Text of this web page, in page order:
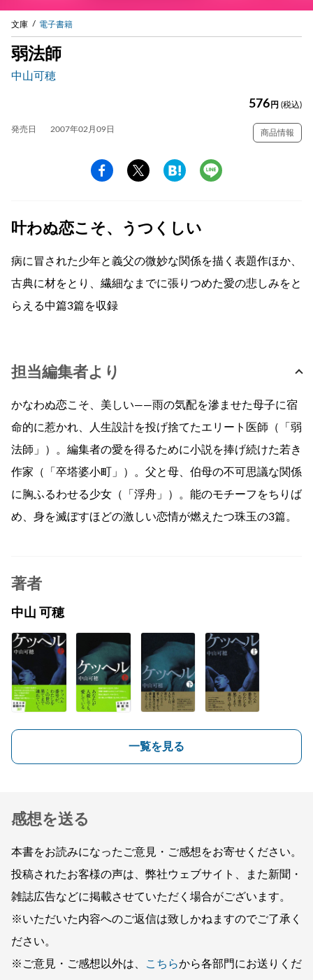
文庫 電子書籍
弱法師
中山可穂
576 円 (税込)
発売日 2007年02月09日 商品情報
叶わぬ恋こそ、うつくしい
病に冒された少年と義父の微妙な関係を描く表題作ほか、
古典に材をとり、繊細なまでに張りつめた愛の悲しみをと
らえる中篇3篇を収録
担当編集者より
かなわぬ恋こそ、美しい——雨の気配を滲ませた母子に宿
命的に惹かれ、人生設計を投げ捨てたエリート医師（「弱
法師」）。編集者の愛を得るために小説を捧げ続けた若き
作家（「卒塔婆小町」）。父と母、伯母の不可思議な関係
に胸ふるわせる少女（「浮舟」）。能のモチーフをちりば
め、身を滅ぼすほどの激しい恋情が燃えたつ珠玉の3篇。
著者
中山 可穂
一覧を見る
感想を送る
本書をお読みになったご意見・ご感想をお寄せください。
投稿されたお客様の声は、弊社ウェブサイト、また新聞・
雑誌広告などに掲載させていただく場合がございます。
※いただいた内容へのご返信は致しかねますのでご了承く
ださい。
※ご意見・ご感想以外は、
こちらから各部門にお送りくだ